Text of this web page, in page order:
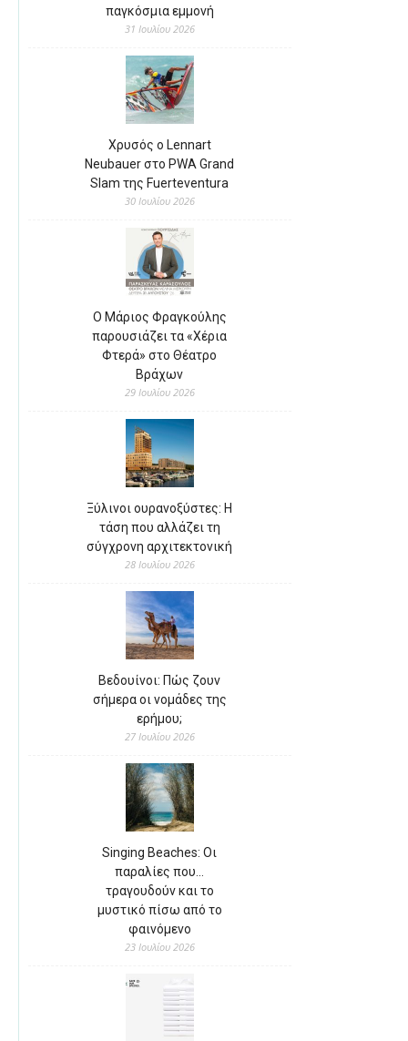
παγκόσμια εμμονή
31 Ιουλίου 2026
Χρυσός ο Lennart
Neubauer στο PWA Grand
Slam της Fuerteventura
30 Ιουλίου 2026
Ο Μάριος Φραγκούλης
παρουσιάζει τα «Χέρια
Φτερά» στο Θέατρο
Βράχων
29 Ιουλίου 2026
Ξύλινοι ουρανοξύστες: Η
τάση που αλλάζει τη
σύγχρονη αρχιτεκτονική
28 Ιουλίου 2026
Βεδουίνοι: Πώς ζουν
σήμερα οι νομάδες της
ερήμου;
27 Ιουλίου 2026
Singing Beaches: Οι
παραλίες που…
τραγουδούν και το
μυστικό πίσω από το
φαινόμενο
23 Ιουλίου 2026